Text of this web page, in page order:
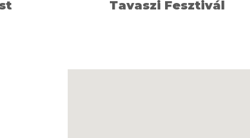
Tavaszi Fesztivál